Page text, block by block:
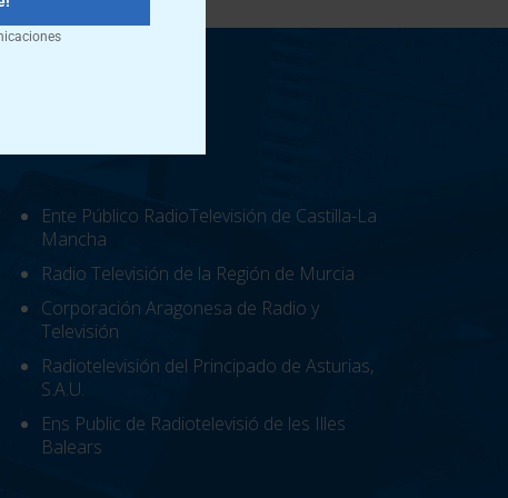
Ente Público RadioTelevisión de Castilla-La
Mancha
Radio Televisión de la Región de Murcia
Corporación Aragonesa de Radio y
Televisión
Radiotelevisión del Principado de Asturias,
S.A.U.
Ens Public de Radiotelevisió de les Illes
Balears